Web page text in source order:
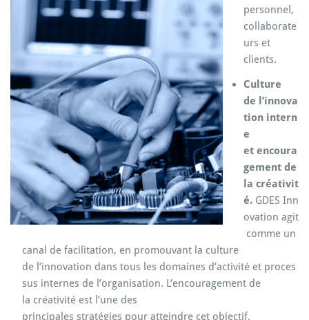
personnel,
collaborate
urs et
clients.
Culture
de l’innova
tion intern
e
et encoura
gement de
la créativit
é. GDES Inn
ovation agit
comme un
canal de facilitation, en promouvant la culture
de l’innovation dans tous les domaines d’activité et proces
sus internes de l’organisation. L’encouragement de
la créativité est l’une des
principales stratégies pour atteindre cet objectif.